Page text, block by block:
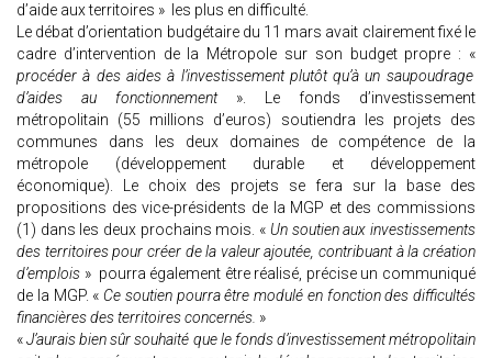
d’aide aux territoires » les plus en difficulté.
Le débat d’orientation budgétaire du 11 mars avait clairement fixé le
cadre d’intervention de la Métropole sur son budget propre : «
procéder à des aides à l’investissement plutôt qu’à un saupoudrage
d’aides au fonctionnement». Le fonds d’investissement
métropolitain (55 millions d’euros) soutiendra les projets des
communes dans les deux domaines de compétence de la
métropole (développement durable et développement
économique). Le choix des projets se fera sur la base des
propositions des vice-présidents de la MGP et des commissions
(1) dans les deux prochains mois. « Un soutien aux investissements
des territoires pour créer de la valeur ajoutée, contribuant à la création
d’emplois » pourra également être réalisé, précise un communiqué
de la MGP. « Ce soutien pourra être modulé en fonction des difficultés
financières des territoires concernés. »
«J’aurais bien sûr souhaité que le fonds d’investissement métropolitain